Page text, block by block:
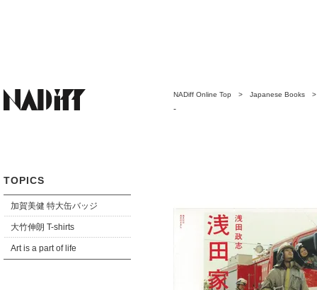
TOPICS
加賀美健 特大缶バッジ
大竹伸朗 T-shirts
Art is a part of life
NADiff Online Top > Japanese Books
-